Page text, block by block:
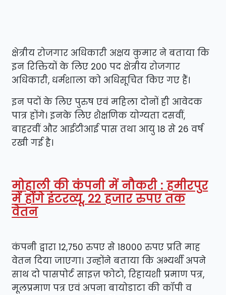
क्षेत्रीय रोजगार अधिकारी अक्षय कुमार ने बताया कि
इन रिक्तियों के लिए 200 पद क्षेत्रीय रोजगार
अधिकारी, धर्मशाला को अधिसूचित किए गए हैं।
इन पदों के लिए पुरुष एवं महिला दोनों ही आवेदक
पात्र होंगे। इनके लिए शैक्षणिक योग्यता दसवीं,
बाहरवीं और आईटीआई पास तथा आयु 18 से 26 वर्ष
रखी गई है।
मोहाली की कंपनी में नौकरी : हमीरपुर
में होंगे इंटरव्यू, 22 हजार रुपए तक
वेतन
कंपनी द्वारा 12,750 रुपए से 18000 रुपए प्रति माह
वेतन दिया जाएगा। उन्होंने बताया कि अभ्यर्थी अपने
साथ दो पासपोर्ट साइज़ फोटो, रिहायशी प्रमाण पत्र,
मूलप्रमाण पत्र एवं अपना बायोडाटा की कॉपी व